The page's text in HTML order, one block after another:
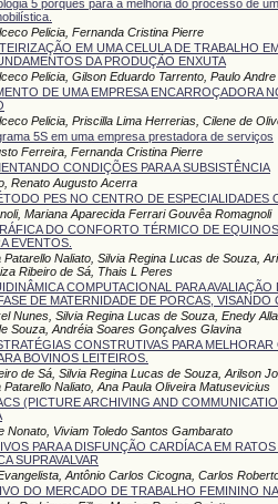
5 porquês para a melhoria do processo de
Pelicia, Fernanda Cristina Pierre
EM UMA CELULA DE TRABALHO
DA PRODUÇÃO ENXUTA
Pelicia, Gilson Eduardo Tarrento, Paulo
DE UMA EMPRESA ENCARROÇADORA
Pelicia, Priscilla Lima Herrerias, Cilene de
5S em uma empresa prestadora de serviços
Ferreira, Fernanda Cristina Pierre
CONDIÇÕES PARA A SUBSISTÊNCIA
Renato Augusto Acerra
PES NO CENTRO DE ESPECIALIDADES
Mariana Aparecida Ferrari Gouvêa Romagnoli
DO CONFORTO TÉRMICO DE
EVENTOS.
Patarello Naliato, Silvia Regina Lucas de Souza,
Ribeiro de Sá, Thais L Peres
COMPUTACIONAL PARA AVALIAÇÃO
DE MATERNIDADE DE PORCAS, VISANDO
Nunes, Silvia Regina Lucas de Souza, Enedy
Souza, Andréia Soares Gonçalves Glavina
CONSTRUTIVAS PARA
BOVINOS LEITEIROS.
de Sá, Silvia Regina Lucas de Souza, Arilson
Patarello Naliato, Ana Paula Oliveira Matusevicius
(PICTURE ARCHIVING AND
Nonato, Viviam Toledo Santos Gambarato
PARA A DISFUNÇÃO CARDÍACA EM
SUPRAVALVAR
Antônio Carlos Cicogna, Carlos
DO MERCADO DE TRABALHO FEMININO